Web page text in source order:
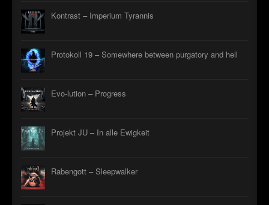
Kontrast – Imperium Tyrannis
Protokoll 19 – Somewhere between purgatory and hell
Evo-lution – Progress
Projekt JU – In alle Ewigkeit
Rabengott – Sleepwalker